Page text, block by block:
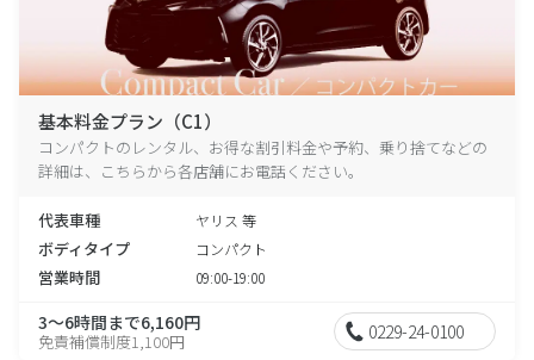
基本料金プラン（C1）
コンパクトのレンタル、お得な割引料金や予約、乗り捨てなどの
詳細は、こちらから各店舗にお電話ください。
代表車種 ヤリス 等
ボディタイプ コンパクト
営業時間 09:00-19:00
3～6時間まで6,160円
免責補償制度1,100円 0229-24-0100